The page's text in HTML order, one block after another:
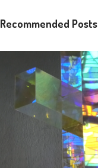
Recommended Posts